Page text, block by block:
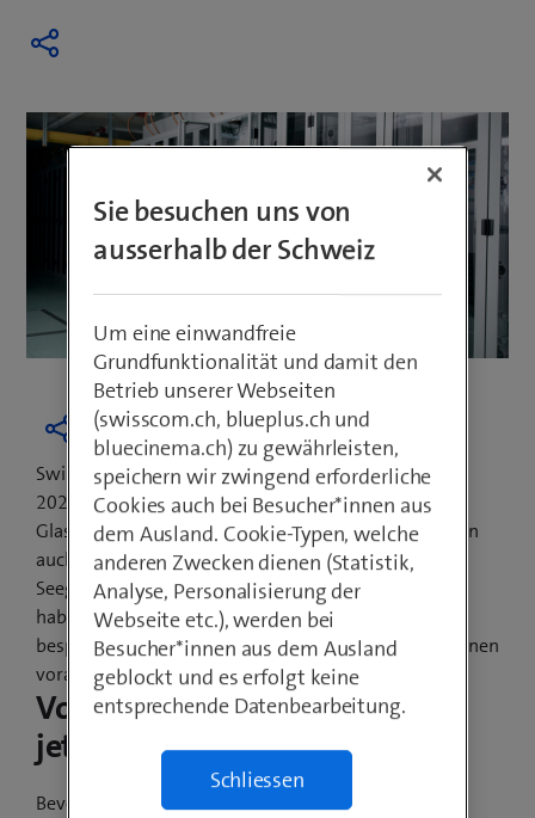
Swisscom hat das Versprechen abgegeben, bis Ende
2021 jede Schweizer Gemeinde mit
Glasfasertechnologien auszubauen. Davon profitieren
auch die Einwohnerinnen und Einwohner von
Seegräben. Die Gemeindevertretung und Swisscom
haben den Ausbau sowie den Baubeginn gemeinsam
besprochen. Die ersten sichtbaren Bauarbeiten beginnen
voraussichtlich im Winter 2021.
Vorarbeiten beginnen bereits
jetzt
Bevor ab Winter 2021 die Glasfaserkabel verlegt
Sie besuchen uns von
ausserhalb der Schweiz
Um eine einwandfreie
Grundfunktionalität und damit den
Betrieb unserer Webseiten
(swisscom.ch, blueplus.ch und
bluecinema.ch) zu gewährleisten,
speichern wir zwingend erforderliche
Cookies auch bei Besucher*innen aus
dem Ausland. Cookie-Typen, welche
anderen Zwecken dienen (Statistik,
Analyse, Personalisierung der
Webseite etc.), werden bei
Besucher*innen aus dem Ausland
geblockt und es erfolgt keine
entsprechende Datenbearbeitung.
Schliessen